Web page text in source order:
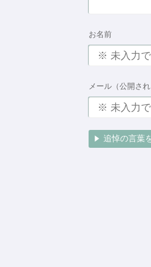
お名前
メール（公開さ